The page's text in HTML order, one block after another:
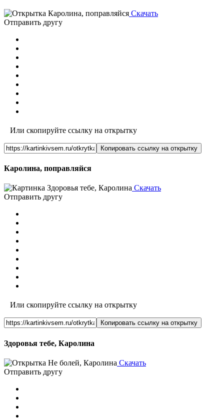
Скачать
Отправить другу
Или скопируйте ссылку на открытку
Копировать ссылку на открытку
Каролина, поправляйся
Скачать
Отправить другу
Или скопируйте ссылку на открытку
Копировать ссылку на открытку
Здоровья тебе, Каролина
Скачать
Отправить другу